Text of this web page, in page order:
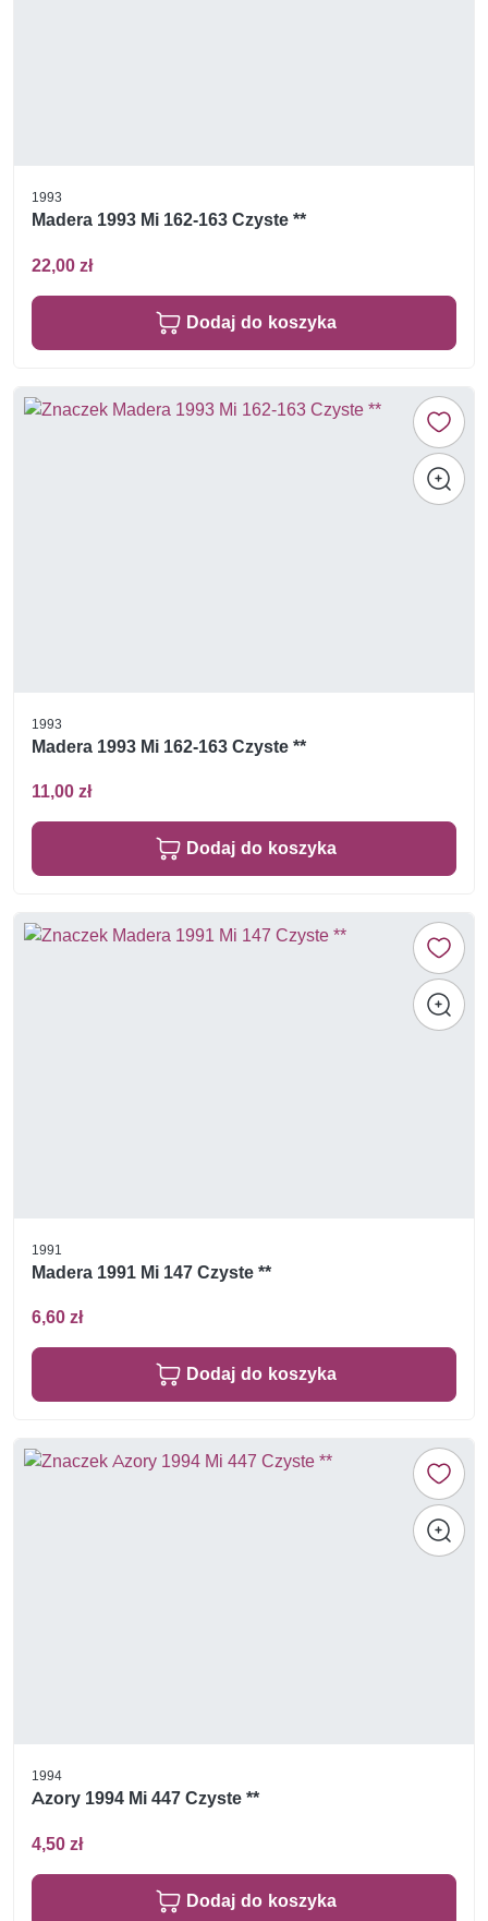
1993
Madera 1993 Mi 162-163 Czyste **
22,00 zł
Dodaj do koszyka
1993
Madera 1993 Mi 162-163 Czyste **
11,00 zł
Dodaj do koszyka
1991
Madera 1991 Mi 147 Czyste **
6,60 zł
Dodaj do koszyka
1994
Azory 1994 Mi 447 Czyste **
4,50 zł
Dodaj do koszyka